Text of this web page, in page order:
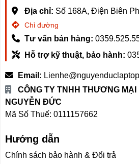
Địa chỉ: Số 168A, Điện Biên
Chỉ đường
Tư vấn bán hàng:
Hỗ trợ kỹ thuật, bảo hành:
Email:
CÔNG TY TNHH THƯƠNG
NGUYỄN ĐỨC
Mã Số Thuế: 0111157662
Hướng dẫn
Chính sách bảo hành & Đổi trả